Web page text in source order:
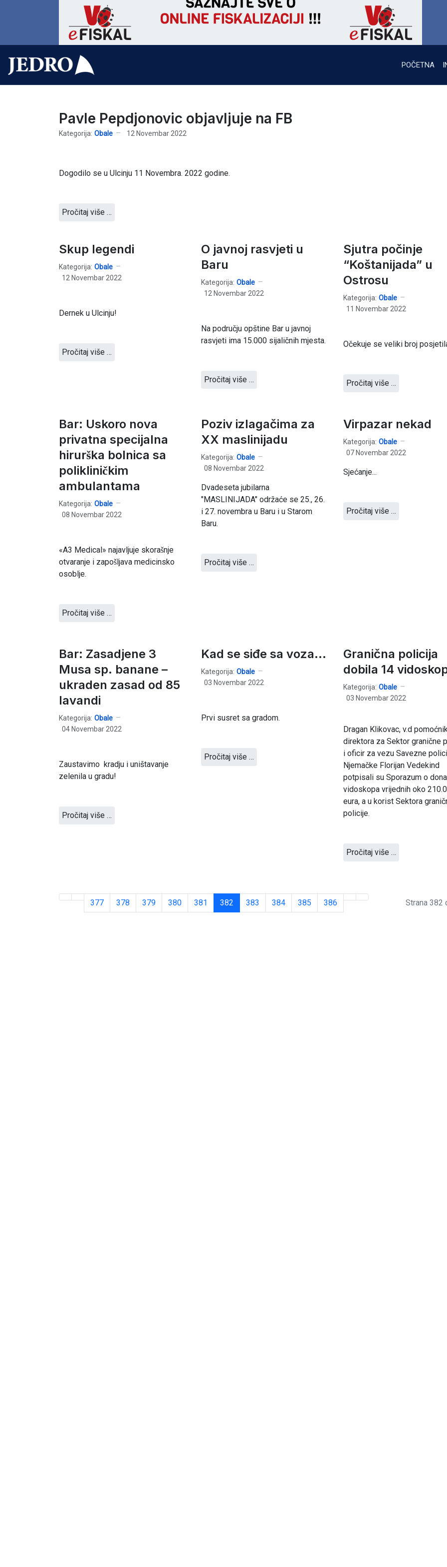
POČETNA
Pavle Pepdjonovic objavljuje na FB
Kategorija: Obale 12 Novembar 2022
Dogodilo se u Ulcinju 11 Novembra. 2022 godine.
Pročitaj više …
Skup legendi
Kategorija: Obale
12 Novembar 2022
Dernek u Ulcinju!
Pročitaj više …
O javnoj rasvjeti u
Baru
Kategorija: Obale
12 Novembar 2022
Na području opštine Bar u javnoj
rasvjeti ima 15.000 sijaličnih mjesta.
Pročitaj više …
Sjutra počinje
“Koštanijada” u
Ostrosu
Kategorija: Obale
11 Novembar 2022
Očekuje se veliki broj
Pročitaj više …
Bar: Uskoro nova
privatna specijalna
hirurška bolnica sa
polikliničkim
ambulantama
Kategorija: Obale
08 Novembar 2022
«A3 Medical» najavljuje skorašnje
otvaranje i zapošljava medicinsko
osoblje.
Pročitaj više …
Poziv izlagačima za
XX maslinijadu
Kategorija: Obale
08 Novembar 2022
Dvadeseta jubilarna
"MASLINIJADA" održaće se 25., 26.
i 27. novembra u Baru i u Starom
Baru.
Pročitaj više …
Virpazar nekad
Kategorija: Obale
07 Novembar 2022
Sjećanje...
Pročitaj više …
Bar: Zasadjene 3
Musa sp. banane –
ukraden zasad od 85
lavandi
Kategorija: Obale
04 Novembar 2022
Zaustavimo kradju i uništavanje
zelenila u gradu!
Pročitaj više …
Kad se siđe sa voza...
Kategorija: Obale
03 Novembar 2022
Prvi susret sa gradom.
Pročitaj više …
Granična policija
dobila 14
Kategorija: Obale
03 Novembar 2022
Dragan Klikovac, v.d
direktora za Sektor granične
i oficir za vezu Savezne
Njemačke Florijan Vedekind
potpisali su Sporazum o
vidoskopa vrijednih oko
eura, a u korist Sektora
policije.
Pročitaj više …
377 378 379 380 381 382 383 384 385 386 Strana 382